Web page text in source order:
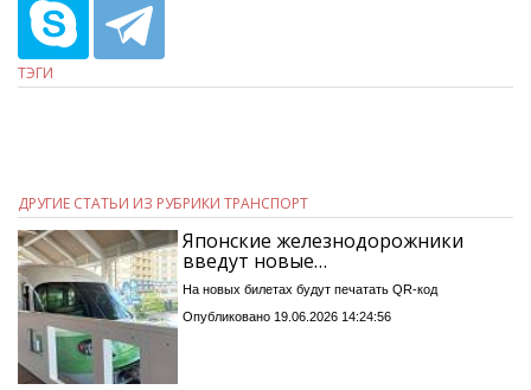
ТЭГИ
ДРУГИЕ СТАТЬИ ИЗ РУБРИКИ ТРАНСПОРТ
Японские железнодорожники
введут новые…
На новых билетах будут печатать QR-код
Опубликовано 19.06.2026 14:24:56